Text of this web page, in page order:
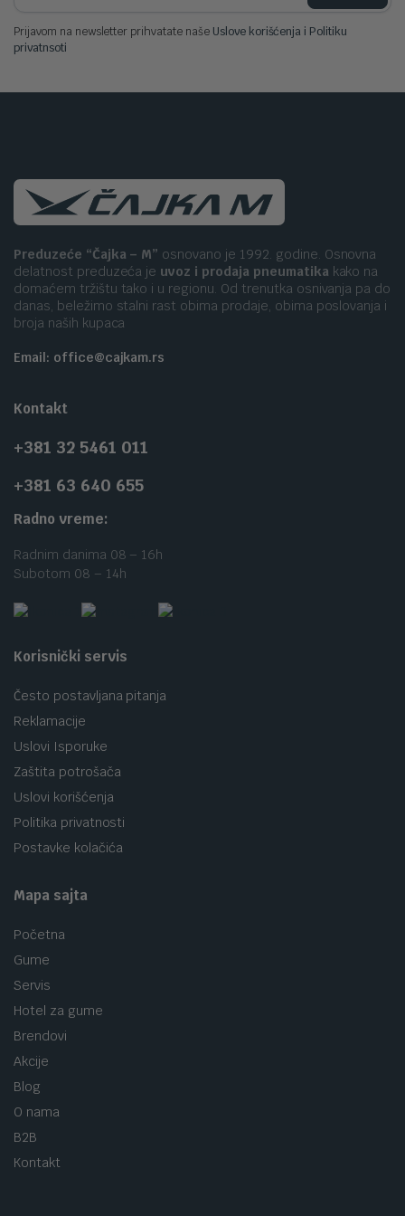
Prijavom na newsletter prihvatate naše Uslove korišćenja i Politiku
privatnsoti
Preduzeće “Čajka – M” osnovano je 1992. godine. Osnovna
delatnost preduzeća je uvoz i prodaja pneumatika kako na
domaćem tržištu tako i u regionu. Od trenutka osnivanja pa do
danas, beležimo stalni rast obima prodaje, obima poslovanja i
broja naših kupaca
Email: office@cajkam.rs
Kontakt
+381 32 5461 011
+381 63 640 655
Radno vreme:
Radnim danima 08 – 16h
Subotom 08 – 14h
Korisnički servis
Često postavljana pitanja
Reklamacije
Uslovi Isporuke
Zaštita potrošača
Uslovi korišćenja
Politika privatnosti
Postavke kolačića
Mapa sajta
Početna
Gume
Servis
Hotel za gume
Brendovi
Akcije
Blog
O nama
B2B
Kontakt